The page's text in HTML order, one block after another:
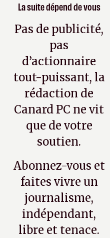
La suite dépend de vous
Pas de publicité,
pas
d’actionnaire
tout-puissant, la
rédaction de
Canard PC ne vit
que de votre
soutien.
Abonnez-vous et
faites vivre un
journalisme,
indépendant,
libre et tenace.